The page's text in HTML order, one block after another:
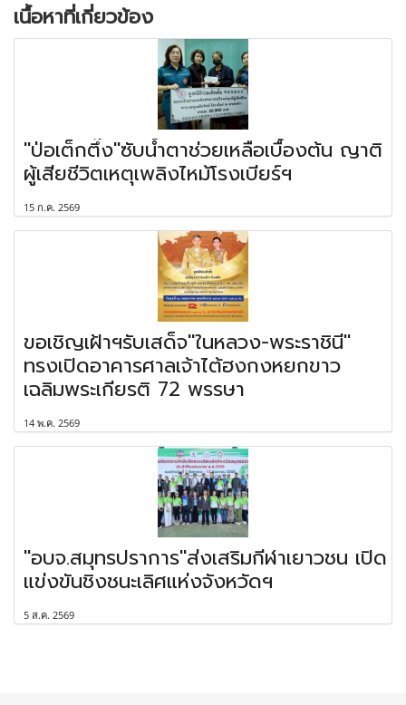
เนื้อหาที่เกี่ยวข้อง
"ป่อเต็กตึ๊ง"ซับน้ำตาช่วยเหลือเบื้องต้น ญาติ
ผู้เสียชีวิตเหตุเพลิงไหม้โรงเบียร์ฯ
15 ก.ค. 2569
ขอเชิญเฝ้าฯรับเสด็จ"ในหลวง-พระราชินี"
ทรงเปิดอาคารศาลเจ้าไต้ฮงกงหยกขาว
เฉลิมพระเกียรติ 72 พรรษา
14 พ.ค. 2569
"อบจ.สมุทรปราการ"ส่งเสริมกีฬาเยาวชน เปิด
แข่งขันชิงชนะเลิศแห่งจังหวัดฯ
5 ส.ค. 2569